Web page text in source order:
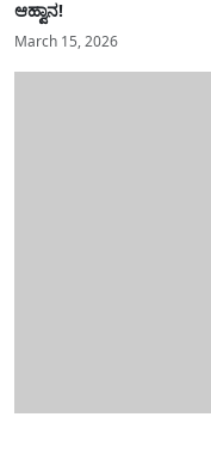
ಆಹ್ವಾನ!
March 15, 2026